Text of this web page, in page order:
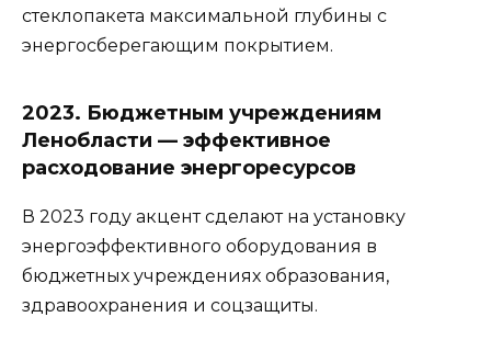
стеклопакета максимальной глубины с
энергосберегающим покрытием.
2023. Бюджетным учреждениям
Ленобласти — эффективное
расходование энергоресурсов
В 2023 году акцент сделают на установку
энергоэффективного оборудования в
бюджетных учреждениях образования,
здравоохранения и соцзащиты.